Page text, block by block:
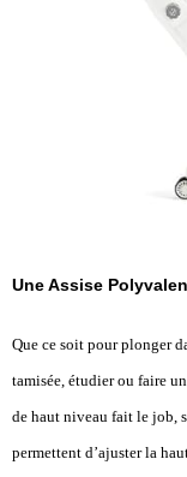
Une Assise
Que ce soit pour plonger
tamisée, étudier ou faire
de haut niveau fait le job,
permettent d’ajuster la